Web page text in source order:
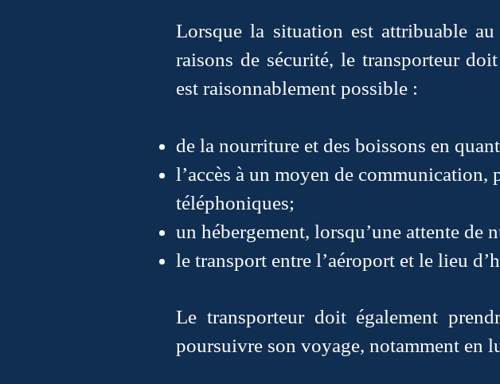
Lorsque la situation est attribuable
raisons de sécurité, le transporteur
est raisonnablement possible :
de la nourriture et des boissons en
l’accès à un moyen de communication,
téléphoniques;
un hébergement, lorsqu’une attente de
le transport entre l’aéroport et le lieu
Le transporteur doit également
poursuivre son voyage, notamment en